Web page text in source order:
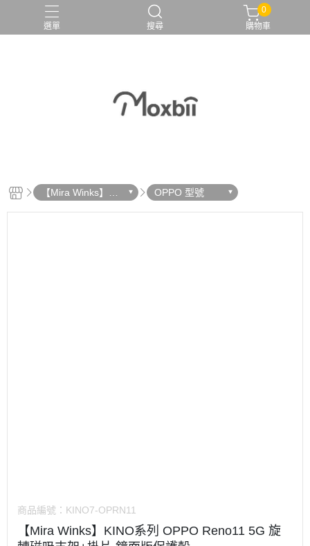
選單 搜尋
0
購物車
【Mira Winks】鏡
面手機殼
OPPO 型號
商品編號： KINO7-OPRN11
【Mira Winks】KINO系列 OPPO Reno11 5G 旋